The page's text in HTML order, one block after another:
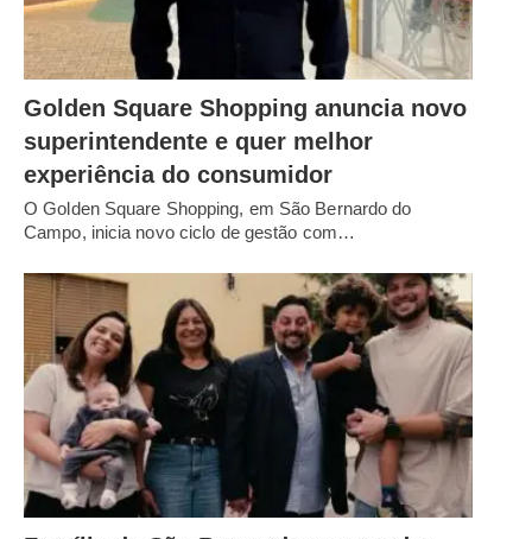
Golden Square Shopping anuncia novo
superintendente e quer melhor
experiência do consumidor
O Golden Square Shopping, em São Bernardo do
Campo, inicia novo ciclo de gestão com…